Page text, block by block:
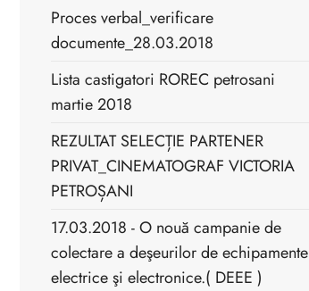
Proces verbal_verificare
documente_28.03.2018
Lista castigatori ROREC petrosani
martie 2018
REZULTAT SELECȚIE PARTENER
PRIVAT_CINEMATOGRAF VICTORIA
PETROȘANI
17.03.2018 - O nouă campanie de
colectare a deşeurilor de echipamente
electrice şi electronice.( DEEE )